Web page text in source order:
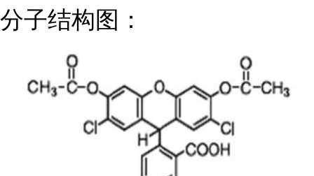
分子结构图：